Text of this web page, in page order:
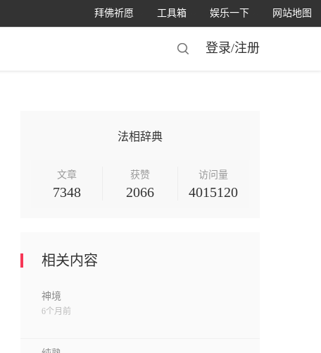
网站地图
娱乐一下
工具箱
拜佛祈愿
登录/注册
法相辞典
文章
7348
获赞
2066
访问量
4015120
相关内容
神境
6个月前